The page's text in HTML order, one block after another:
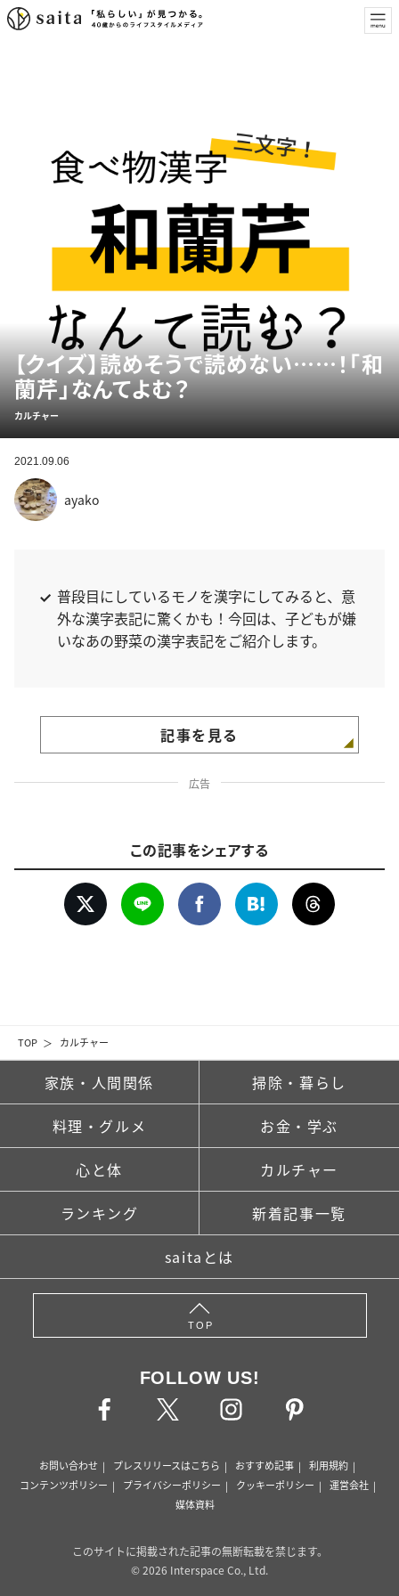
TOP カルチャー
【クイズ】読めそうで読めない……！「和
蘭芹」なんてよむ？
カルチャー
2021.09.06
ayako
普段目にしているモノを漢字にしてみると、意
外な漢字表記に驚くかも！今回は、子どもが嫌
いなあの野菜の漢字表記をご紹介します。
記事を見る
広告
この記事をシェアする
家族・人間関係 掃除・暮らし
料理・グルメ お金・学ぶ
心と体 カルチャー
ランキング 新着記事一覧
saitaとは
TOP
FOLLOW US!
お問い合わせ プレスリリースはこちら おすすめ記事
利用規約
コンテンツポリシー
プライバシーポリシー クッキーポリシー
運営会社
媒体資料
このサイトに掲載された記事の無断転載を禁じます。
© 2026 Interspace Co., Ltd.